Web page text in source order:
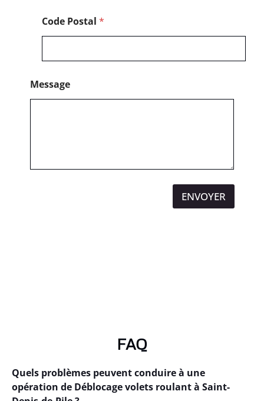
Code Postal *
Message
ENVOYER
FAQ
Quels problèmes peuvent conduire à une
opération de Déblocage volets roulant à Saint-